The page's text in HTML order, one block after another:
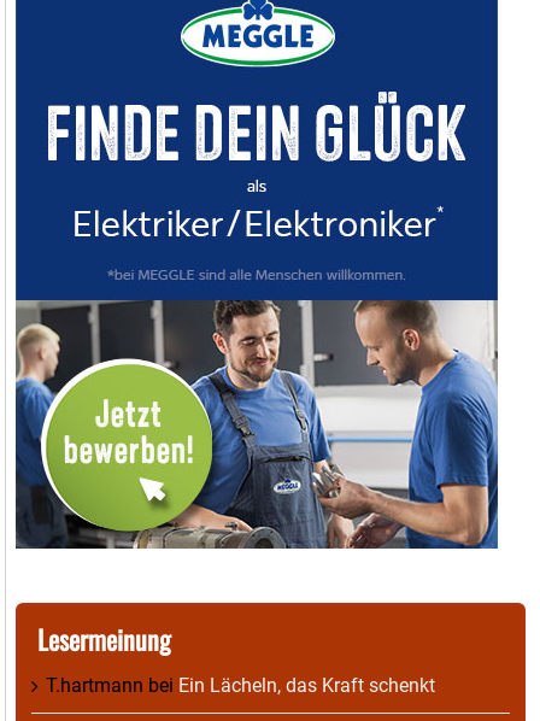
Lesermeinung
T.hartmann bei Ein Lächeln, das Kraft schenkt